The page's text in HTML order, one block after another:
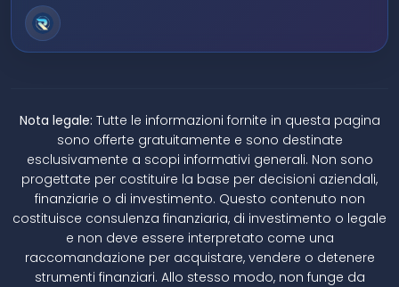
Nota legale: Tutte le informazioni fornite in questa pagina
sono offerte gratuitamente e sono destinate
esclusivamente a scopi informativi generali. Non sono
progettate per costituire la base per decisioni aziendali,
finanziarie o di investimento. Questo contenuto non
costituisce consulenza finanziaria, di investimento o legale
e non deve essere interpretato come una
raccomandazione per acquistare, vendere o detenere
strumenti finanziari. Allo stesso modo, non funge da